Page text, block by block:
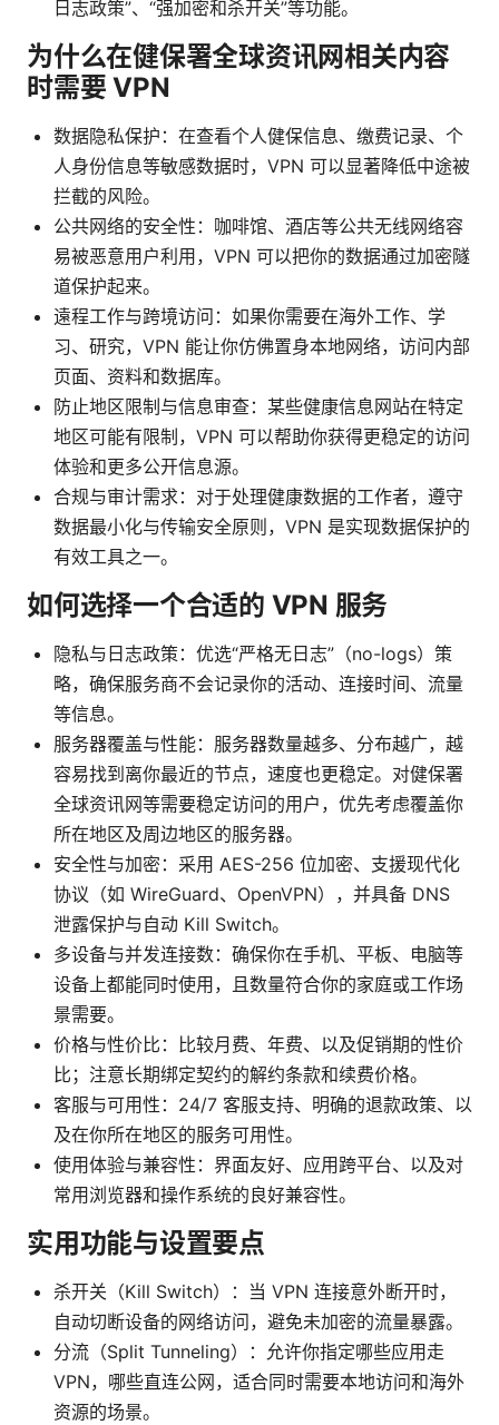
日志政策”、“强加密和杀开关”等功能。
为什么在健保署全球资讯网相关内容
时需要 VPN
数据隐私保护：在查看个人健保信息、缴费记录、个
人身份信息等敏感数据时，VPN 可以显著降低中途被
拦截的风险。
公共网络的安全性：咖啡馆、酒店等公共无线网络容
易被恶意用户利用，VPN 可以把你的数据通过加密隧
道保护起来。
遠程工作与跨境访问：如果你需要在海外工作、学
习、研究，VPN 能让你仿佛置身本地网络，访问内部
页面、资料和数据库。
防止地区限制与信息审查：某些健康信息网站在特定
地区可能有限制，VPN 可以帮助你获得更稳定的访问
体验和更多公开信息源。
合规与审计需求：对于处理健康数据的工作者，遵守
数据最小化与传输安全原则，VPN 是实现数据保护的
有效工具之一。
如何选择一个合适的 VPN 服务
隐私与日志政策：优选“严格无日志”（no-logs）策
略，确保服务商不会记录你的活动、连接时间、流量
等信息。
服务器覆盖与性能：服务器数量越多、分布越广，越
容易找到离你最近的节点，速度也更稳定。对健保署
全球资讯网等需要稳定访问的用户，优先考虑覆盖你
所在地区及周边地区的服务器。
安全性与加密：采用 AES-256 位加密、支援现代化
协议（如 WireGuard、OpenVPN），并具备 DNS
泄露保护与自动 Kill Switch。
多设备与并发连接数：确保你在手机、平板、电脑等
设备上都能同时使用，且数量符合你的家庭或工作场
景需要。
价格与性价比：比较月费、年费、以及促销期的性价
比；注意长期绑定契约的解约条款和续费价格。
客服与可用性：24/7 客服支持、明确的退款政策、以
及在你所在地区的服务可用性。
使用体验与兼容性：界面友好、应用跨平台、以及对
常用浏览器和操作系统的良好兼容性。
实用功能与设置要点
杀开关（Kill Switch）：当 VPN 连接意外断开时，
自动切断设备的网络访问，避免未加密的流量暴露。
分流（Split Tunneling）：允许你指定哪些应用走
VPN，哪些直连公网，适合同时需要本地访问和海外
资源的场景。